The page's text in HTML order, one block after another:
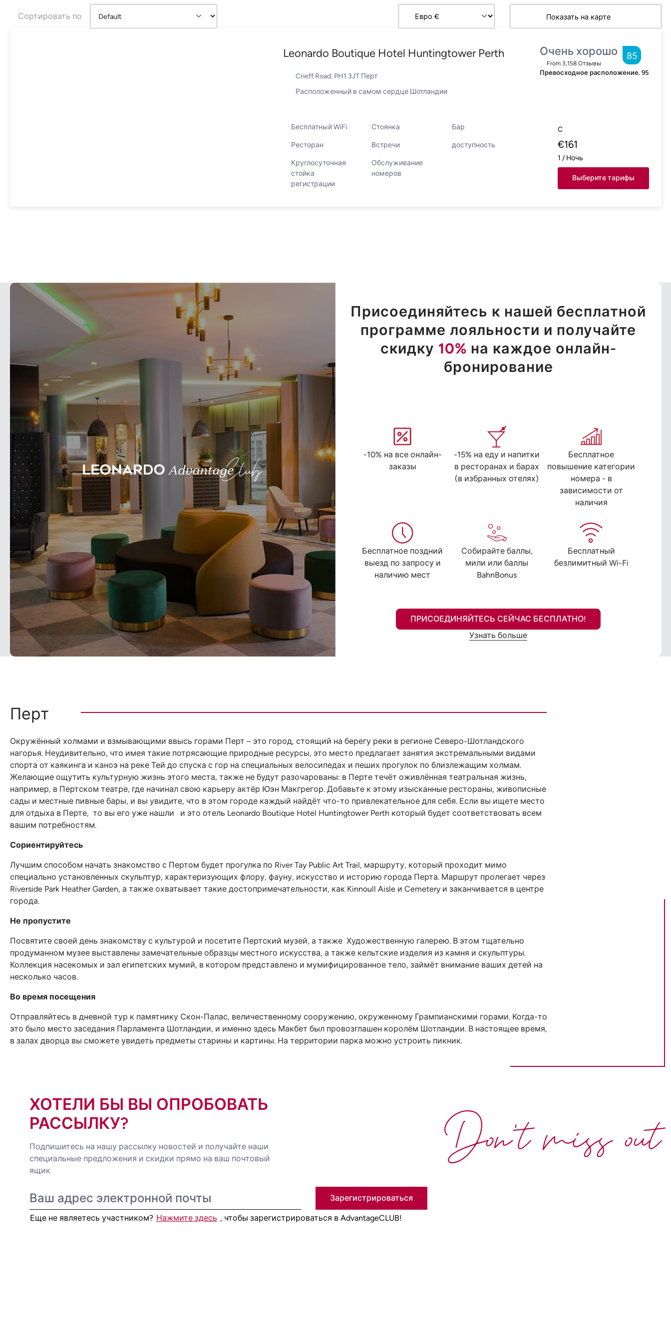
Сортировать по Показать на карте
Leonardo Boutique Hotel Huntingtower Perth
Crieff Road, PH1 3JT Перт
Расположенный в самом сердце Шотландии
Очень хорошо
From 3,158 Отзывы
85
Превосходное расположение. 95
Бесплатный WiFi Стоянка Бар
Ресторан Встречи доступность
Круглосуточная
стойка
регистрации
Обслуживание
номеров
С
€161
1 / Ночь
Выберите тарифы
Присоединяйтесь к нашей бесплатной
программе лояльности и получайте
скидку 10% на каждое онлайн-
бронирование
-10% на все онлайн-
заказы
-15% на еду и напитки
в ресторанах и барах
(в избранных отелях)
Бесплатное
повышение категории
номера - в
зависимости от
наличия
Бесплатное поздний
выезд по запросу и
наличию мест
Собирайте баллы,
мили или баллы
BahnBonus
Бесплатный
безлимитный Wi-Fi
ПРИСОЕДИНЯЙТЕСЬ СЕЙЧАС БЕСПЛАТНО!
Узнать больше
Перт
Окружённый холмами и взмывающими ввысь горами Перт – это город, стоящий на берегу реки в регионе Северо-Шотландского
нагорья. Неудивительно, что имея такие потрясающие природные ресурсы, это место предлагает занятия экстремальными видами
спорта от каякинга и каноэ на реке Тей до спуска с гор на специальных велосипедах и пеших прогулок по близлежащим холмам.
Желающие ощутить культурную жизнь этого места, также не будут разочарованы: в Перте течёт оживлённая театральная жизнь,
например, в Пертском театре, где начинал свою карьеру актёр Юэн Макгрегор. Добавьте к этому изысканные рестораны, живописные
сады и местные пивные бары, и вы увидите, что в этом городе каждый найдёт что-то привлекательное для себя. Если вы ищете место
для отдыха в Перте, то вы его уже нашли и это отель Leonardo Boutique Hotel Huntingtower Perth который будет соответствовать всем
вашим потребностям.
Сориентируйтесь
Лучшим способом начать знакомство с Пертом будет прогулка по River Tay Public Art Trail, маршруту, который проходит мимо
специально установленных скульптур, характеризующих флору, фауну, искусство и историю города Перта. Маршрут пролегает через
Riverside Park Heather Garden, а также охватывает такие достопримечательности, как Kinnoull Aisle и Cemetery и заканчивается в центре
города.
Не пропустите
Посвятите своей день знакомству с культурой и посетите Пертский музей, а также Художественную галерею. В этом тщательно
продуманном музее выставлены замечательные образцы местного искусства, а также кельтские изделия из камня и скульптуры.
Коллекция насекомых и зал египетских мумий, в котором представлено и мумифицированное тело, займёт внимание ваших детей на
несколько часов.
Во время посещения
Отправляйтесь в дневной тур к памятнику Скон-Палас, величественному сооружению, окруженному Грампианскими горами. Когда-то
это было место заседания Парламента Шотландии, и именно здесь Макбет был провозглашен королём Шотландии. В настоящее время,
в залах дворца вы сможете увидеть предметы старины и картины. На территории парка можно устроить пикник.
ХОТЕЛИ БЫ ВЫ ОПРОБОВАТЬ
РАССЫЛКУ?
Подпишитесь на нашу рассылку новостей и получайте наши
специальные предложения и скидки прямо на ваш почтовый
ящик
Зарегистрироваться
Еще не являетесь участником? Нажмите здесь , чтобы зарегистрироваться в AdvantageCLUB!
Don't miss out